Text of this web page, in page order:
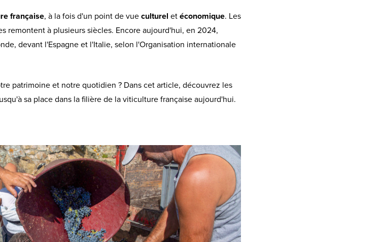
française, à la fois d'un point de vue culturel et économique. Les
remontent à plusieurs siècles. Encore aujourd'hui, en 2024,
devant l'Espagne et l'Italie, selon l'Organisation internationale
patrimoine et notre quotidien ? Dans cet article, découvrez les
sa place dans la filière de la viticulture française aujourd'hui.